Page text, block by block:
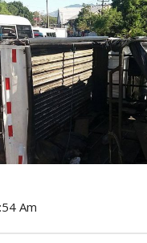
Am